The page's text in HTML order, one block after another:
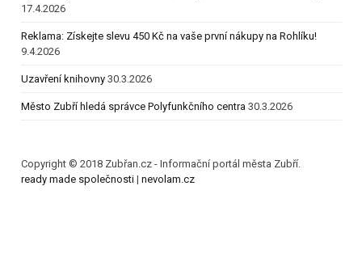
17.4.2026
Reklama: Získejte slevu 450 Kč na vaše první nákupy na Rohlíku!
9.4.2026
Uzavření knihovny 30.3.2026
Město Zubří hledá správce Polyfunkčního centra 30.3.2026
Copyright © 2018 Zubřan.cz - Informační portál města Zubří.
ready made společnosti | nevolam.cz